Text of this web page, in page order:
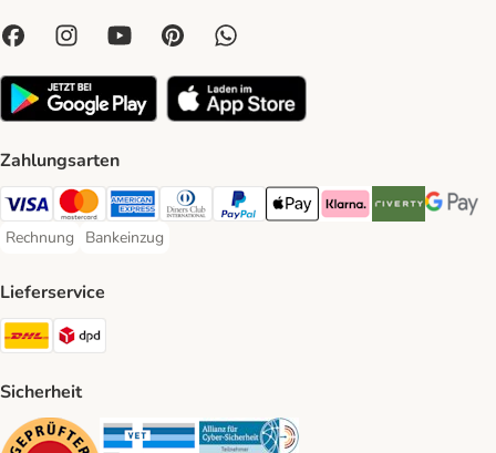
Zahlungsarten
Visa Payment Method
Mastercard Payment Method
American Express Payment Method
Diners Club Payment Method
PayPal Payment Method
Apple Pay Payment Method
Klarna Payment Method
Riverty Payment
Google
Rechnung
Rechnung Payment Method
Bankeinzug
Bankeinzug Payment Method
Lieferservice
DHL Shipping Method
Sicherheit
Security Security Security